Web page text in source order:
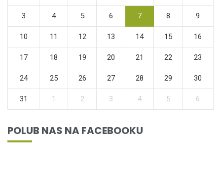
3 4 5 6 7 8 9
10 11 12 13 14 15 16
17 18 19 20 21 22 23
24 25 26 27 28 29 30
31 1 2 3 4 5 6
POLUB NAS NA FACEBOOKU